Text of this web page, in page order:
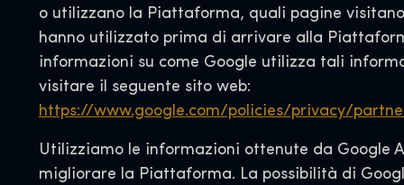
o utilizzano la Piattaforma, quali pagine
hanno utilizzato prima di arrivare alla
informazioni su come Google utilizza tali
visitare il seguente sito web:
https://www.google.com/policies/privacy/
Utilizziamo le informazioni ottenute da Google
migliorare la Piattaforma. La possibilità di